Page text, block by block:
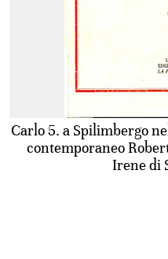
Carlo 5. a Spilimbergo
contemporaneo
Irene di